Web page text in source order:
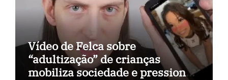
Vídeo de Felca sobre
“adultização” de crianças
mobiliza sociedade e pressiona